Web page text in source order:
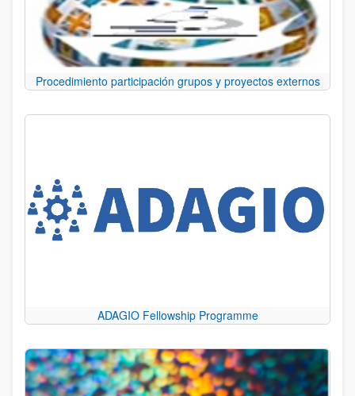
Procedimiento participación grupos y proyectos externos
ADAGIO Fellowship Programme